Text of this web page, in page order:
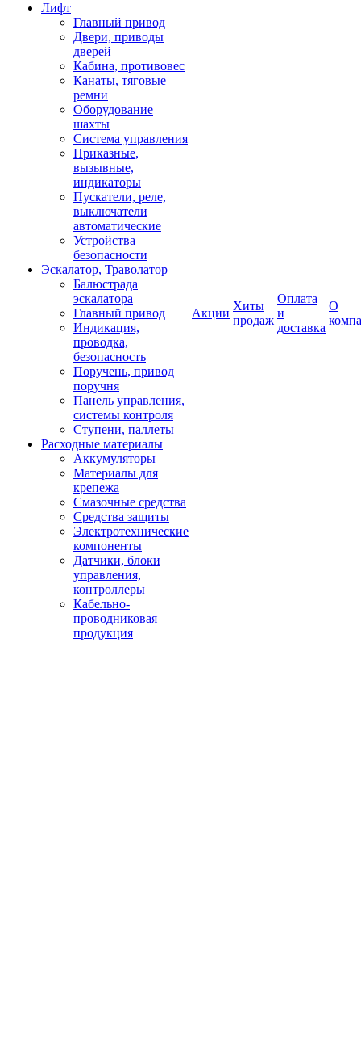
Лифт
Главный привод
Двери, приводы
дверей
Кабина, противовес
Канаты, тяговые
ремни
Оборудование
шахты
Система управления
Приказные,
вызывные,
индикаторы
Пускатели, реле,
выключатели
автоматические
Устройства
безопасности
Эскалатор, Траволатор
Балюстрада
эскалатора
Главный привод
Индикация,
проводка,
безопасность
Поручень, привод
поручня
Панель управления,
системы контроля
Ступени, паллеты
Расходные материалы
Аккумуляторы
Материалы для
крепежа
Смазочные средства
Средства защиты
Электротехнические
компоненты
Датчики, блоки
управления,
контроллеры
Кабельно-
проводниковая
продукция
Акции
Хиты
продаж
Оплата
и
доставка
О